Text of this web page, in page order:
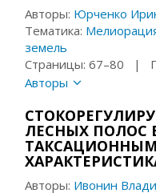
Авторы: Юрченко
Тематика:
земель
Страницы: 67–80 |
Авторы
ЛЕСНЫХ ПОЛОС
Авторы: Ивонин